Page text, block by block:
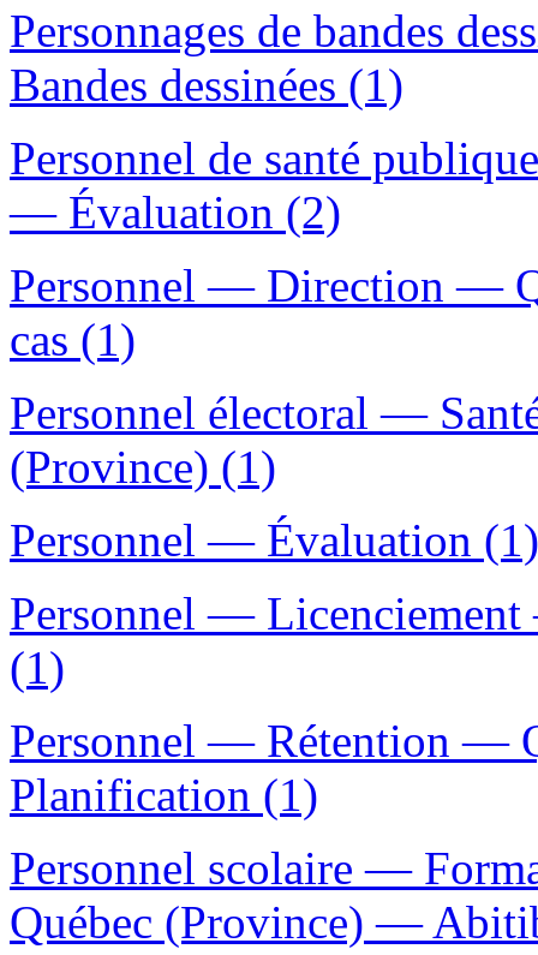
Personnages de bandes
Bandes dessinées (1)
Personnel de santé
— Évaluation (2)
Personnel — Direction —
cas (1)
Personnel électoral —
(Province) (1)
Personnel — Évaluation (1)
Personnel —
(1)
Personnel — Rétention —
Planification (1)
Personnel scolaire —
Québec (Province) —